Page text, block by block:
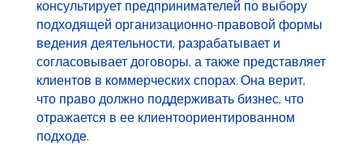
консультирует предпринимателей по выбору
подходящей организационно-правовой формы
ведения деятельности, разрабатывает и
согласовывает договоры, а также представляет
клиентов в коммерческих спорах. Она верит,
что право должно поддерживать бизнес, что
отражается в ее клиентоориентированном
подходе.